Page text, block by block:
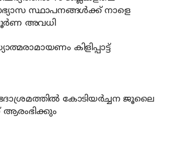
സ്ഥാപനങ്ങൾക്ക് നാളെ
അവധി
കിളിപ്പാട്ട്
കോടിയര്‍ച്ചന ജൂലൈ
ആരംഭിക്കും